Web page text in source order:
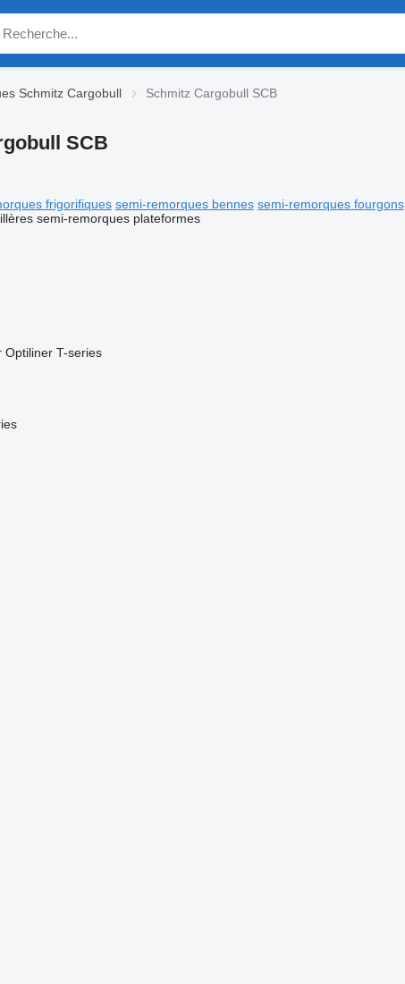
Schmitz Cargobull Schmitz Cargobull SCB
SCB
frigorifiques semi-remorques bennes semi-remorques fourgons
semi-remorques plateformes
Optiliner T-series